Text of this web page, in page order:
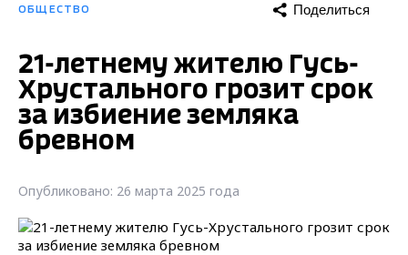
ОБЩЕСТВО Поделиться
21-летнему жителю Гусь-
Хрустального грозит срок
за избиение земляка
бревном
Опубликовано: 26 марта 2025 года